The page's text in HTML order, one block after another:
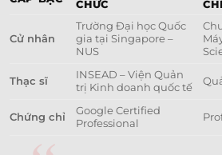
CHỨC CHỈ
Cử nhân
Trường Đại học Quốc
gia tại Singapore –
NUS
Thạc sĩ
INSEAD – Viện Quản
trị Kinh doanh quốc tế
Chứng chỉ
Google Certified
Professional